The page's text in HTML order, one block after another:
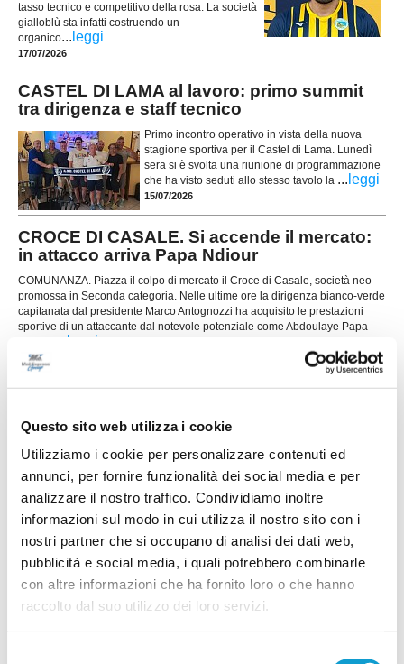
Questo sito web utilizza i cookie
Utilizziamo i cookie per personalizzare contenuti ed
annunci, per fornire funzionalità dei social media e per
analizzare il nostro traffico. Condividiamo inoltre
informazioni sul modo in cui utilizza il nostro sito con i
nostri partner che si occupano di analisi dei dati web,
pubblicità e social media, i quali potrebbero combinarle
con altre informazioni che ha fornito loro o che hanno
raccolto dal suo utilizzo dei loro servizi.
tasso tecnico e competitivo della rosa. La società
gialloblù sta infatti costruendo un
organico... leggi
17/07/2026
CASTEL DI LAMA al lavoro: primo summit
tra dirigenza e staff tecnico
Primo incontro operativo in vista della nuova
stagione sportiva per il Castel di Lama. Lunedì
sera si è svolta una riunione di programmazione
che ha visto seduti allo stesso tavolo la ... leggi
15/07/2026
CROCE DI CASALE. Si accende il mercato:
in attacco arriva Papa Ndiour
COMUNANZA. Piazza il colpo di mercato il Croce di Casale, società neo
promossa in Seconda categoria. Nelle ultime ore la dirigenza bianco-verde
capitanata dal presidente Marco Antognozzi ha acquisito le prestazioni
sportive di un attaccante dal notevole potenziale come Abdoulaye Papa
leggi
15/07/2026
GROTTAMMARE. Spazio ai giovani:
vivaio e promuove in prima squadra due giovani
di prospettiva in vista della stagione 2026-2027.
Faranno parte della preparazione estiva agli
ordini dello staff tecnico il centrocampista
Simo...leggi
MONTICELLI. Conferme importanti per
Mariani Gibellieri e Mattei
ASCOLI PICENO. Il Monticelli Calcio comunica